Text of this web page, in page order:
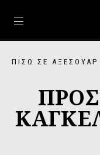
ΠΊΣΩ ΣΕ ΑΞΕΣΟΥΆΡ